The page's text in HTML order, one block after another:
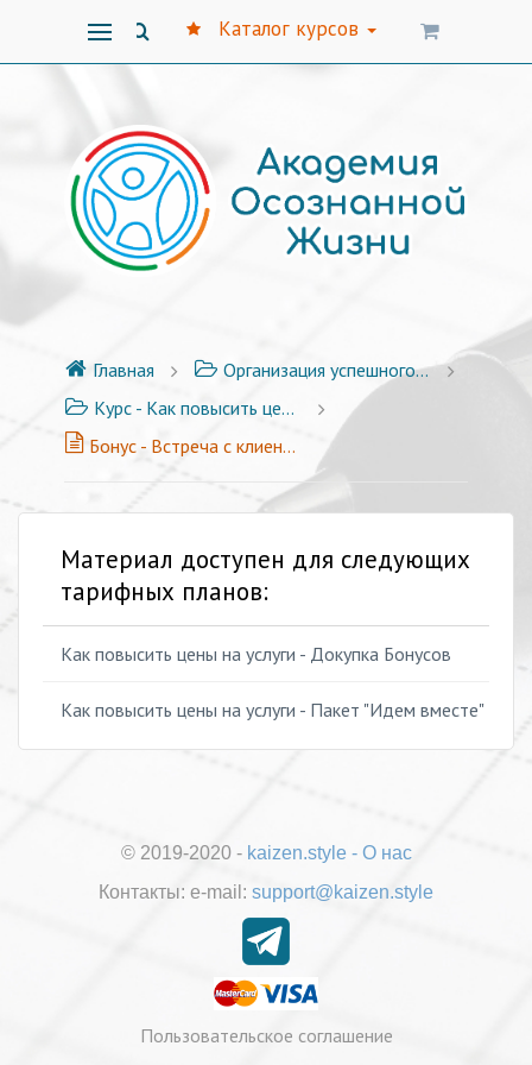
Каталог курсов
Главная
Организация успешного бизнеса
Курс - Как повысить цены на услуги - 11 видео-уроков + бонусы
Бонус - Встреча с клиентом
Материал доступен для следующих
тарифных планов:
Как повысить цены на услуги - Докупка Бонусов
Как повысить цены на услуги - Пакет "Идем вместе"
© 2019-2020 - kaizen.style- О нас
Контакты: е-mail: support@kaizen.style
Пользовательское соглашение